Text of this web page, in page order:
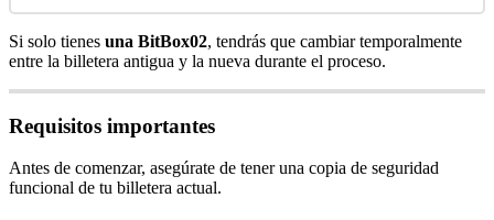
Si solo tienes una BitBox02, tendrás que cambiar temporalmente
entre la billetera antigua y la nueva durante el proceso.
Requisitos importantes
Antes de comenzar, asegúrate de tener una copia de seguridad
funcional de tu billetera actual.